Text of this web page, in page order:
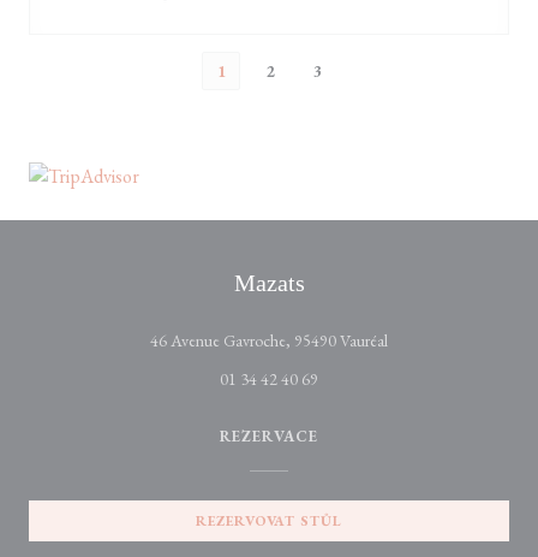
1 2 3
Mazats
46 Avenue Gavroche, 95490 Vauréal
01 34 42 40 69
REZERVACE
REZERVOVAT STŮL